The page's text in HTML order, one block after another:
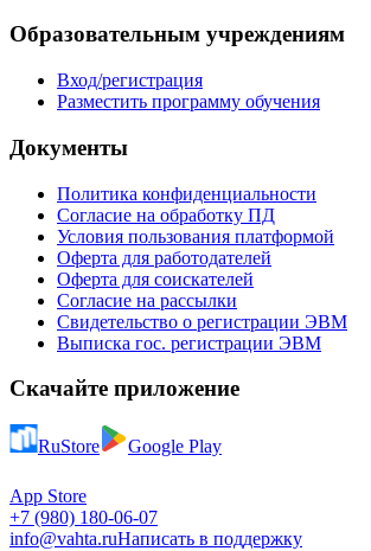
Образовательным учреждениям
Вход/регистрация
Разместить программу обучения
Документы
Политика конфиденциальности
Согласие на обработку ПД
Условия пользования платформой
Оферта для работодателей
Оферта для соискателей
Согласие на рассылки
Свидетельство о регистрации ЭВМ
Выписка гос. регистрации ЭВМ
Скачайте приложение
RuStore Google Play
App Store
+7 (980) 180-06-07
info@vahta.ruНаписать в поддержку